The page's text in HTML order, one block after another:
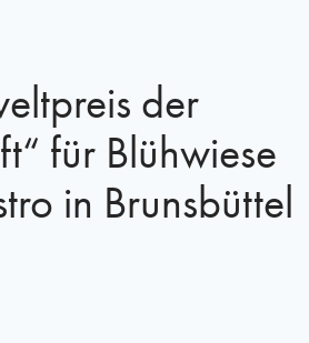
der
für Blühwiese
in Brunsbüttel